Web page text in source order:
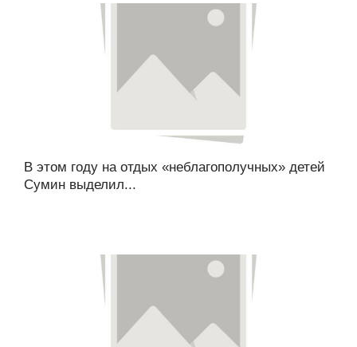
В этом году на отдых «неблагополучных» детей
Сумин выделил...